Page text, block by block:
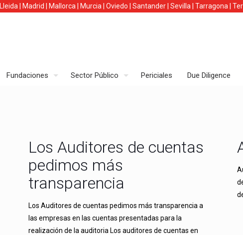
Lleida Madrid Mallorca Murcia Oviedo Santander Sevilla Tarragona
Fundaciones Sector Público Periciales Due Diligence
Los Auditores de cuentas
pedimos más
transparencia
Los Auditores de cuentas pedimos más transparencia a
las empresas en las cuentas presentadas para la
realización de la auditoria Los auditores de cuentas en